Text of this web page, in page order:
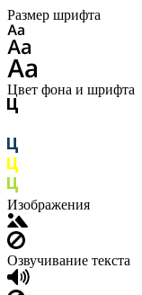
Размер шрифта
Цвет фона и шрифта
Изображения
Озвучивание текста